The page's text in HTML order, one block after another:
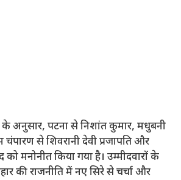
के अनुसार, पटना से निशांत कुमार, मधुबनी
चंपारण से शिवरानी देवी प्रजापति और
मनोनीत किया गया है। उम्मीदवारों के
की राजनीति में नए सिरे से चर्चा और